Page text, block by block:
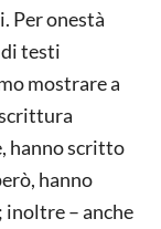
Per onestà
testi
mostrare a
hanno scritto
hanno
inoltre – anche